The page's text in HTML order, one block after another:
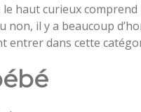
haut curieux
non, il y a beaucoup
entrer dans cette